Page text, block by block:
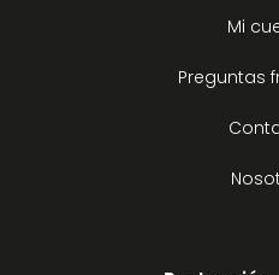
Mi
Preguntas